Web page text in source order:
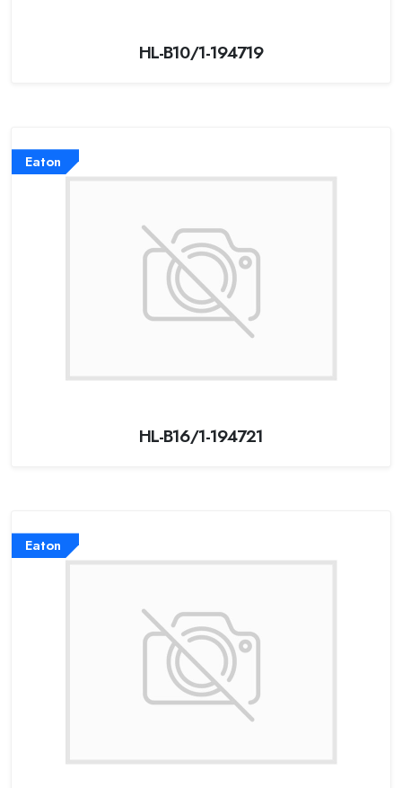
HL-B10/1-194719
Eaton
HL-B16/1-194721
Eaton